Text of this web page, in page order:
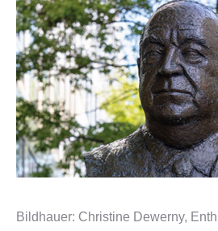
Bildhauer: Christine Dewerny,